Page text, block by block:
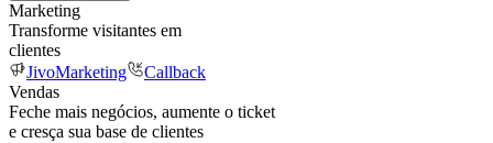
Marketing
Transforme visitantes em
clientes
JivoMarketing
Callback
Vendas
Feche mais negócios, aumente o ticket
e cresça sua base de clientes